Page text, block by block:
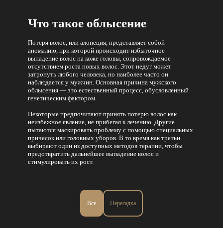
Что такое облысение
Потеря волос, или алопеция, представляет собой
аномалию, при которой происходит избыточное
выпадение волос на коже головы, сопровождаемое
отсутствием роста новых волос. Этот недуг может
затронуть любого человека, но наиболее часто он
наблюдается у мужчин. Основная причина мужского
облысения — это естественный процесс, обусловленный
генетическим фактором.
Некоторые предпочитают принять потерю волос как
неизбежное явление, не прибегая к лечению. Другие
пытаются маскировать проблему с помощью специальных
причесок или головных уборов. В то время как третьи
выбирают один из доступных методов терапии, чтобы
предотвратить дальнейшее выпадение волос и
стимулировать их рост.
Все Пересадка